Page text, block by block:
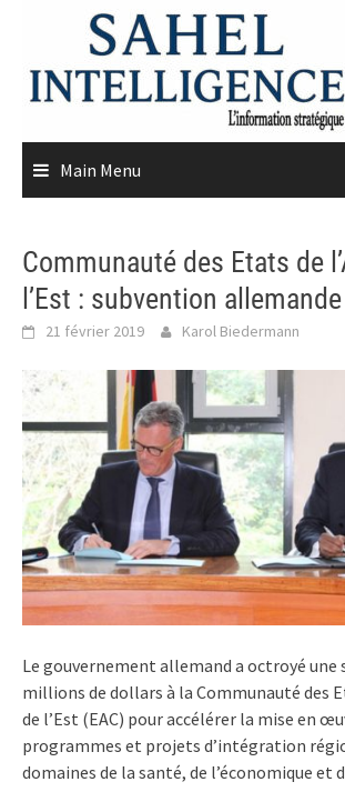
content
Main Menu
Communauté des Etats de
l’Est : subvention allemande
21 février 2019 Karol Biedermann
Le gouvernement allemand a octroyé une
millions de dollars à la Communauté des
de l’Est (EAC) pour accélérer la mise en
programmes et projets d’intégration
domaines de la santé, de l’économique et